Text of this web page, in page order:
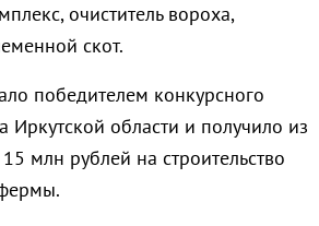
очиститель вороха,
скот.
победителем конкурсного
Иркутской области и получило из
млн рублей на строительство